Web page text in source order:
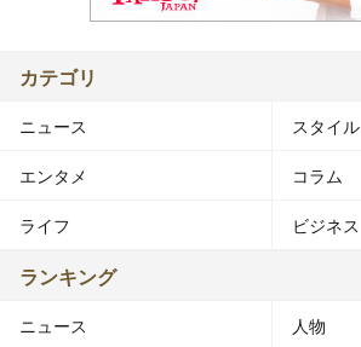
カテゴリ
ニュース スタイル
エンタメ コラム
ライフ ビジネス
ランキング
ニュース 人物